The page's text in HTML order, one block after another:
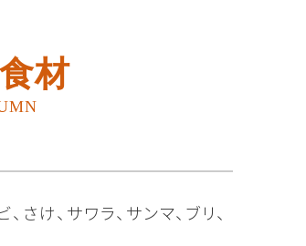
材
け、サワラ、サンマ、ブリ、